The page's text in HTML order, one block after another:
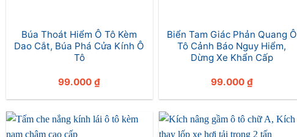
Búa Thoát Hiểm Ô Tô Kèm
Dao Cắt, Búa Phá Cửa Kính Ô
Tô
99.000₫
Biển Tam Giác Phản Quang Ô
Tô Cảnh Báo Nguy Hiểm,
Dừng Xe Khẩn Cấp
99.000 ₫